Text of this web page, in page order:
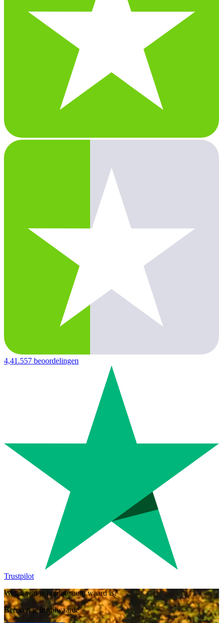
4,41.557 beoordelingen
Trustpilot
Weten wat je huidige auto waard is?
Bereken je inruilwaarde